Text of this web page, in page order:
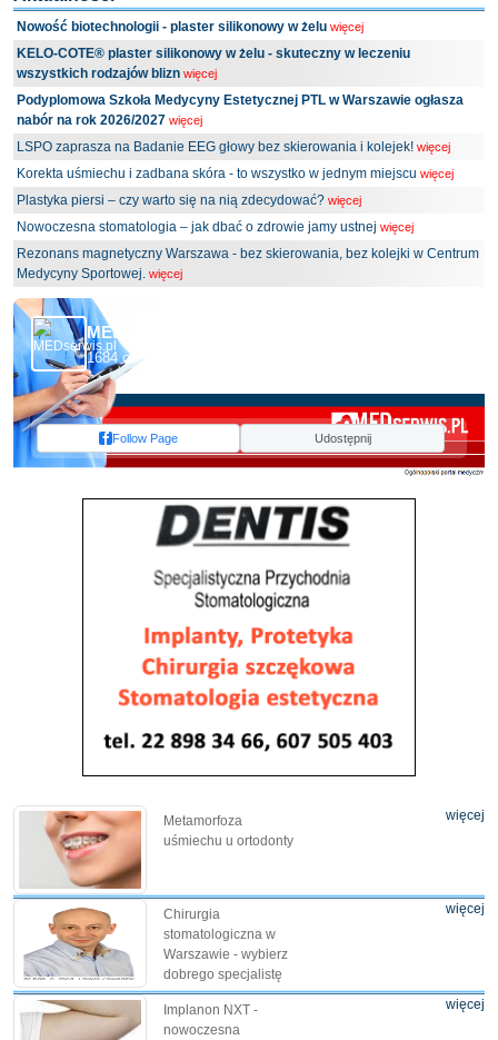
Nowość biotechnologii - plaster silikonowy w żelu więcej
KELO-COTE® plaster silikonowy w żelu - skuteczny w leczeniu
wszystkich rodzajów blizn więcej
Podyplomowa Szkoła Medycyny Estetycznej PTL w Warszawie ogłasza
nabór na rok 2026/2027 więcej
LSPO zaprasza na Badanie EEG głowy bez skierowania i kolejek! więcej
Korekta uśmiechu i zadbana skóra - to wszystko w jednym miejscu więcej
Plastyka piersi – czy warto się na nią zdecydować? więcej
Nowoczesna stomatologia – jak dbać o zdrowie jamy ustnej więcej
Rezonans magnetyczny Warszawa - bez skierowania, bez kolejki w Centrum
Medycyny Sportowej. więcej
MEDserwis.pl - Ogólnopolski Portal Medyczny
1684 obserwujących
Follow Page Udostępnij
Metamorfoza
uśmiechu u ortodonty
więcej
Chirurgia
stomatologiczna w
Warszawie - wybierz
dobrego specjalistę
więcej
Implanon NXT -
nowoczesna
więcej